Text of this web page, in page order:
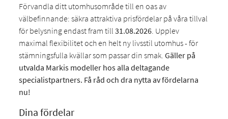
Förvandla ditt utomhusområde till en oas av
välbefinnande: säkra attraktiva prisfördelar på våra tillval
för belysning endast fram till31.08.2026. Upplev
maximal flexibilitet och en helt ny livsstil utomhus - för
stämningsfulla kvällar som passar din smak.Gäller på
utvalda Markis modeller hos alla deltagande
specialistpartners. Få råd och dra nytta av fördelarna
nu!
Dina fördelar